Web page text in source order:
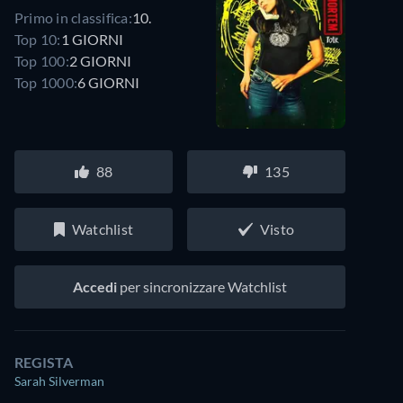
Primo in classifica:10.
Top 10: 1 GIORNI
Top 100:2 GIORNI
Top 1000:6 GIORNI
88 135
Watchlist Visto
Accedi per sincronizzare Watchlist
REGISTA
Sarah Silverman